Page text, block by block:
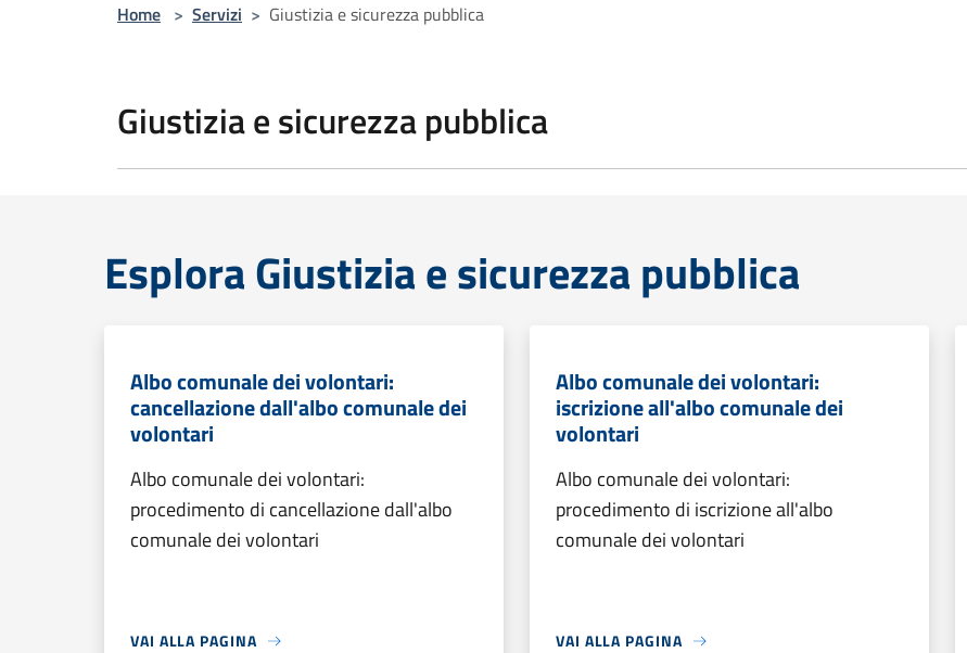
Home > Servizi > Giustizia e sicurezza pubblica
Giustizia e sicurezza pubblica
Esplora Giustizia e sicurezza pubblica
Albo comunale dei volontari:
cancellazione dall'albo comunale dei
volontari
Albo comunale dei volontari:
procedimento di cancellazione dall'albo
comunale dei volontari
VAI ALLA PAGINA
Albo comunale dei volontari:
iscrizione all'albo comunale dei
volontari
Albo comunale dei volontari:
procedimento di iscrizione all'albo
comunale dei volontari
VAI ALLA PAGINA